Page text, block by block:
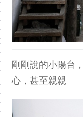
剛剛說的小陽台
心，甚至親親